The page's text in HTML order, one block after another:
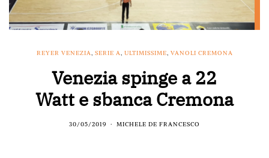
REYER VENEZIA, SERIE A, ULTIMISSIME, VANOLI CREMONA
Venezia spinge a 22
Watt e sbanca Cremona
30/05/2019 MICHELE DE FRANCESCO